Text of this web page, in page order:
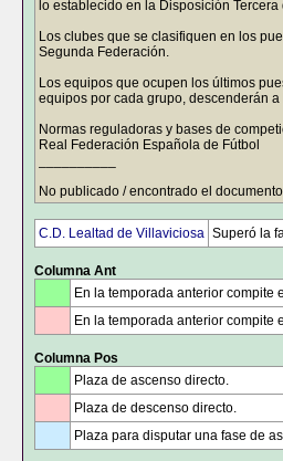
lo establecido en la Disposición
Los clubes que se clasifiquen en los
Segunda Federación.
Los equipos que ocupen los últimos
equipos por cada grupo, descenderán
Normas reguladoras y bases de
Real Federación Española de Fútbol
No publicado / encontrado el
C.D. Lealtad de Villaviciosa Superó la
Columna Ant
En la temporada anterior compite
En la temporada anterior compite
Columna Pos
Plaza de ascenso directo.
Plaza de descenso directo.
Plaza para disputar una fase de